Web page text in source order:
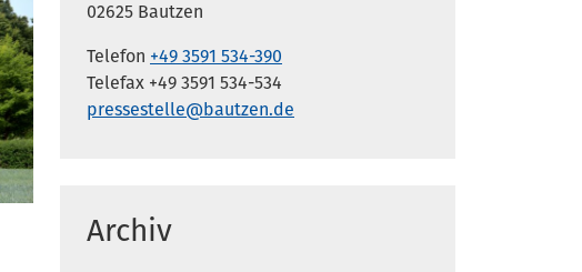
02625 Bautzen
Telefon +49 3591 534-390
Telefax +49 3591 534-534
pressestelle@bautzen.de
Archiv